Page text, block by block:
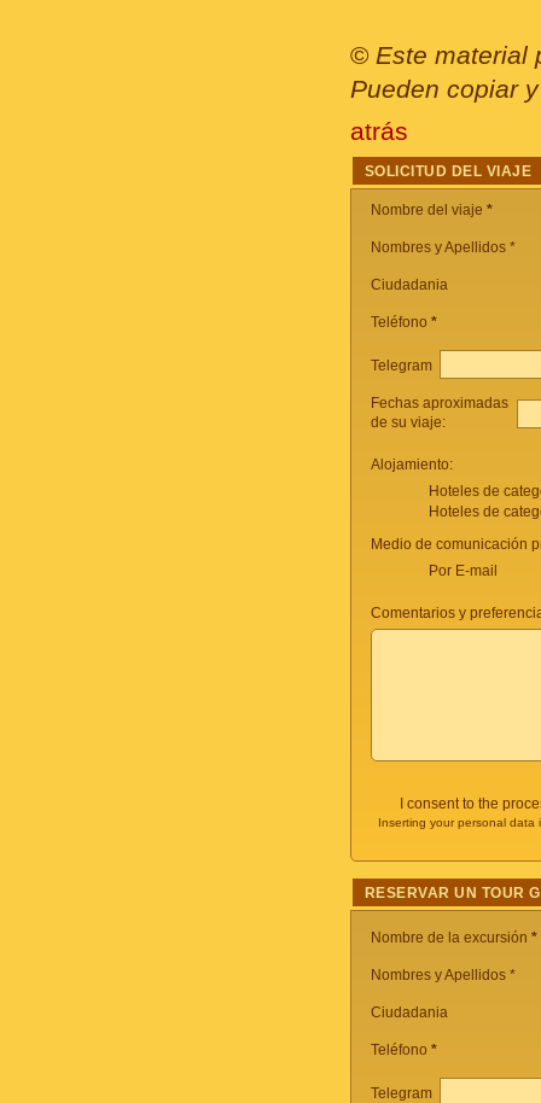
© Este material
Pueden copiar
atrás
SOLICITUD DEL VIAJE
Nombre del viaje *
Nombres y Apellidos *
Ciudadania
Teléfono *
Telegram
Fechas aproximadas
de su viaje:
Alojamiento:
Hoteles de
Hoteles de
Medio de comunicación
Por E-mail
Comentarios y
I consent to the
Inserting your personal
RESERVAR UN TOUR
Nombre de la excursión *
Nombres y Apellidos *
Ciudadania
Teléfono *
Telegram